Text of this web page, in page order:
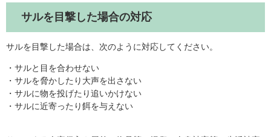
サルを目撃した場合の対応
サルを目撃した場合は、次のように対応してください。
・サルと目を合わせない
・サルを脅かしたり大声を出さない
・サルに物を投げたり追いかけない
・サルに近寄ったり餌を与えない